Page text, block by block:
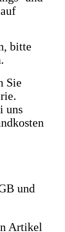
bitte
Sie
uns
und
Artikel